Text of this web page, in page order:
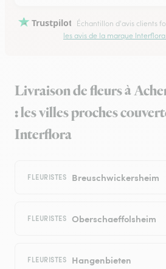
Trustpilot Échantillon d'avis clients
les avis de la marque
Livraison de fleurs à
: les villes proches
Interflora
FLEURISTES Breuschwickersheim
FLEURISTES Oberschaeffolsheim
FLEURISTES Hangenbieten